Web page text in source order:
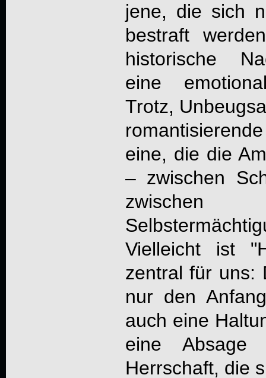
jene, die sich
bestraft
historische
eine
Trotz,
eine, die die
– zwischen
Vielleicht ist
zentral für uns:
nur den
auch eine
eine
Herrschaft, die